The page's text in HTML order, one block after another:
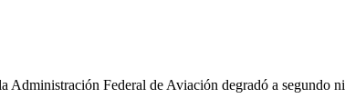
Administración Federal de Aviación degradó a segundo